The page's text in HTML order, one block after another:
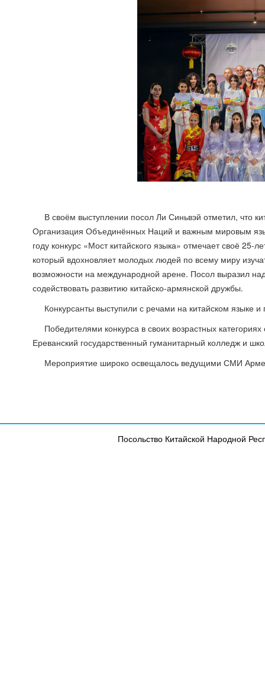
В своём выступлении посол Ли Синьвэй отметил, что
Организация Объединённых Наций и важным мировым
году конкурс «Мост китайского языка» отмечает своё
который вдохновляет молодых людей по всему миру
возможности на международной арене. Посол выразил
содействовать развитию китайско-армянской дружбы.
Конкурсанты выступили с речами на китайском языке
Победителями конкурса в своих возрастных
Ереванский государственный гуманитарный колледж и
Мероприятие широко освещалось ведущими СМИ
Посольство Китайской Народной